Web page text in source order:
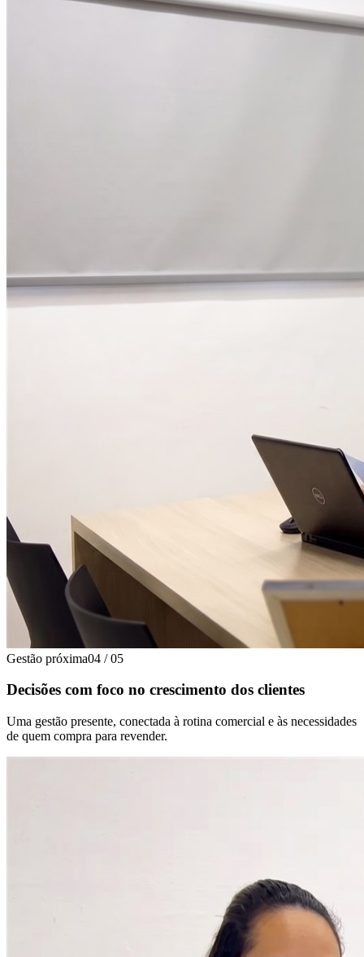
Gestão próxima04 / 05
Decisões com foco no crescimento dos clientes
Uma gestão presente, conectada à rotina comercial e às necessidades
de quem compra para revender.